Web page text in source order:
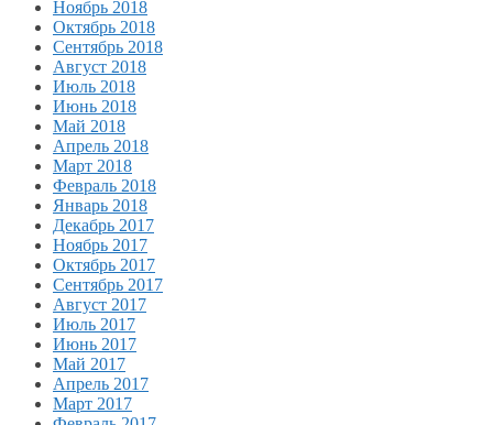
Ноябрь 2018
Октябрь 2018
Сентябрь 2018
Август 2018
Июль 2018
Июнь 2018
Май 2018
Апрель 2018
Март 2018
Февраль 2018
Январь 2018
Декабрь 2017
Ноябрь 2017
Октябрь 2017
Сентябрь 2017
Август 2017
Июль 2017
Июнь 2017
Май 2017
Апрель 2017
Март 2017